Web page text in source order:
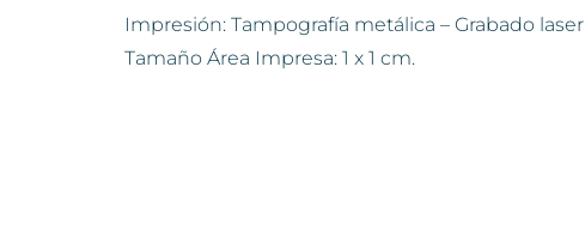
Impresión: Tampografía metálica – Grabado laser
Tamaño Área Impresa: 1 x 1 cm.